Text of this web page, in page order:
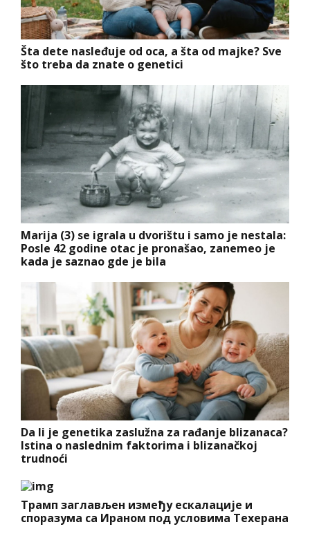
Šta dete nasleđuje od oca, a šta od majke? Sve
što treba da znate o genetici
Marija (3) se igrala u dvorištu i samo je nestala:
Posle 42 godine otac je pronašao, zanemeo je
kada je saznao gde je bila
Da li je genetika zaslužna za rađanje blizanaca?
Istina o naslednim faktorima i blizanačkoj
trudnoći
Трамп заглављен између ескалације и
споразума са Ираном под условима Техерана